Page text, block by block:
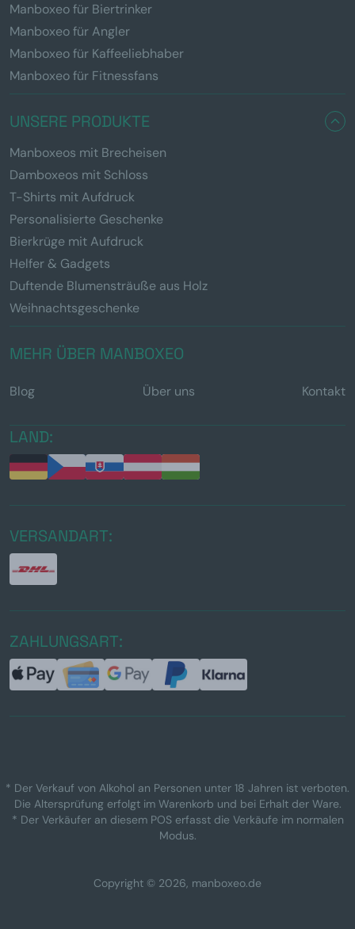
Manboxeo für Biertrinker
Manboxeo für Angler
Manboxeo für Kaffeeliebhaber
Manboxeo für Fitnessfans
UNSERE PRODUKTE
Manboxeos mit Brecheisen
Damboxeos mit Schloss
T-Shirts mit Aufdruck
Personalisierte Geschenke
Bierkrüge mit Aufdruck
Helfer & Gadgets
Duftende Blumensträuße aus Holz
Weihnachtsgeschenke
MEHR ÜBER MANBOXEO
Blog Über uns Kontakt
LAND:
VERSANDART:
ZAHLUNGSART:
* Der Verkauf von Alkohol an Personen unter 18 Jahren ist verboten.
Die Altersprüfung erfolgt im Warenkorb und bei Erhalt der Ware.
* Der Verkäufer an diesem POS erfasst die Verkäufe im normalen
Modus.
Copyright © 2026, manboxeo.de